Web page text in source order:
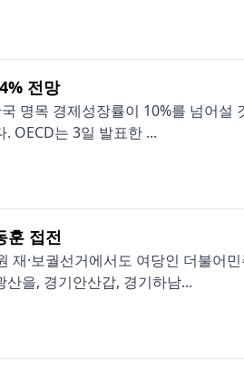
전망
명목 경제성장률이 10%를 넘어
OECD는 3일 발표한 ...
훈 접전
재·보궐선거에서도 여당인 더불
을, 경기안산갑, 경기하남...